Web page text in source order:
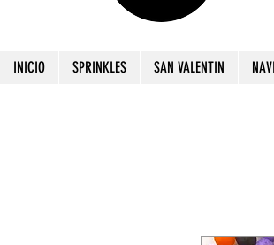
INICIO SPRINKLES SAN VALENTIN